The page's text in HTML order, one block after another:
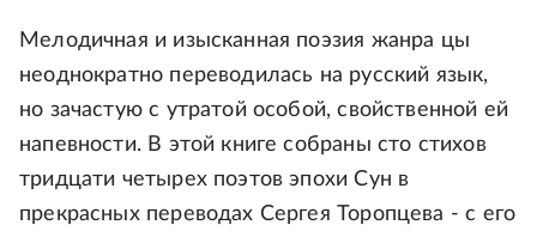
Мелодичная и изысканная поэзия жанра цы
неоднократно переводилась на русский язык,
но зачастую с утратой особой, свойственной ей
напевности. В этой книге собраны сто стихов
тридцати четырех поэтов эпохи Сун в
прекрасных переводах Сергея Торопцева - с его